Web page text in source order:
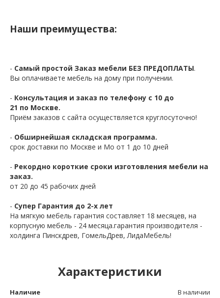
Наши преимущества:
- Самый простой Заказ мебели БЕЗ ПРЕДОПЛАТЫ.
Вы оплачиваете мебель на дому при получении.
- Консультация и заказ по телефону с 10 до
21 по Москве.
Приём заказов с сайта осуществляется круглосуточно!
- Обширнейшая складская программа.
срок доставки по Москве и Мо от 1 до 10 дней
- Рекордно короткие сроки изготовления мебели на
заказ.
от 20 до 45 рабочих дней
- Супер Гарантия до 2-х лет
На мягкую мебель гарантия составляет 18 месяцев, на
корпусную мебель - 24 месяца.гарантия производителя -
холдинга Пинскдрев, ГомельДрев, ЛидаМебель!
Характеристики
Наличие В наличии